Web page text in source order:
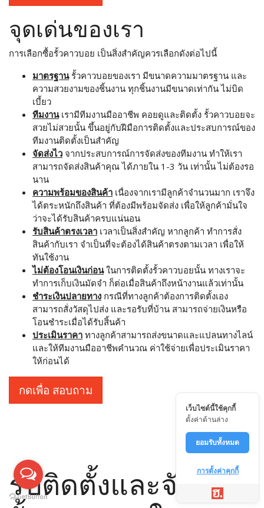
จุดเด่นของเรา
การเลือกซื้อรั้วคาวบอย เป็นสิ่งสำคัญควรเลือกดังต่อไปนี้
มาตรฐานรั้วคาวบอยของเรา มีขนาดความมาตรฐาน และ
ความสวยงามของชิ้นงาน ทุกชิ้นงานมีขนาดเท่ากัน ไม่บิด
เบี้ยว
ทีมงานเรามีทีมงานมืออาชีพ คอยดูและติดตั้ง รั้วคาวบอยจะ
สวยไม่สวยนั้น ขึ้นอยู่กับฝีมือการติดตั้งและประสบการณ์ของ
ทีมงานติดตั้งเป็นสำคัญ
จัดส่งไว จากประสบการณ์การจัดส่งของทีมงาน ทำให้เรา
สามารถจัดส่งสินค้าคุณ ได้ภายใน 1-3 วัน เท่านั้น ไม่ต้องรอ
นาน
ความพร้อมของสินค้า เนื่องจากเรามีลูกค้าจำนวนมาก เราจึง
ได้ตระหนักถึงสินค้า ที่ต้องมีพร้อมจัดส่ง เพื่อให้ลูกค้ามั่นใจ
ว่าจะได้รับสินค้าครบแน่นอน
รับสินค้าตรงเวลา เวลาเป็นสิ่งสำคัญ หากลูกค้า ทำการสั่ง
สินค้ากับเรา จำเป็นที่จะต้องได้สินค้าตรงตามเวลา เพื่อให้
ทันใช้งาน
ไม่ต้องโอนเงินก่อนในการติดตั้งรั้วคาวบอยนั้น ทางเราจะ
ทำการเก็บเงินมัดจำ ก็ต่อเมื่อสินค้าถึงหน้างานแล้วเท่านั้น
ชำระเงินปลายทาง กรณีที่ทางลูกค้าต้องการติดตั้งเอง
สามารถสั่งวัสดุไปส่ง และรอรับที่บ้าน สามารถจ่ายเงินหรือ
โอนชำระเมื่อได้รับสิ้นค้า
ประเมินราคา ทางลูกค้าสามารถส่งขนาดและแปลนทางไลน์
และให้ทีมงานมืออาชีพคำนวณ ค่าใช้จ่ายเพื่อประเมินราคา
ให้ก่อนได้
กดเพื่อ สอบถาม
รับติดตั้งและจัดส่ง
เว็บไซต์นี้ใช้คุกกี้
ตั้งค่าด้านล่าง
ยอมรับทั้งหมด
การตั้งค่าคุกกี้